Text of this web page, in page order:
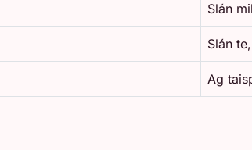
Slán
Slán
Ag